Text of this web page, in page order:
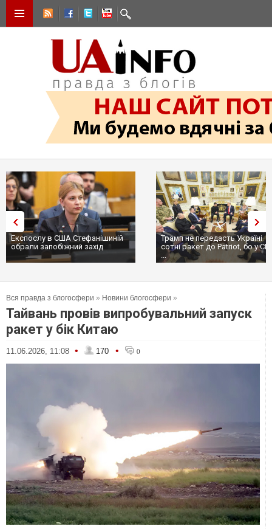
Експослу в США Стефанішиній
обрали запобіжний захід
Трамп не передасть Україні
сотні ракет до Patriot, бо у
...
Вся правда з блогосфери » Новини блогосфери »
Тайвань провів випробувальний запуск
ракет у бік Китаю
11.06.2026, 11:08 • 170 • 0